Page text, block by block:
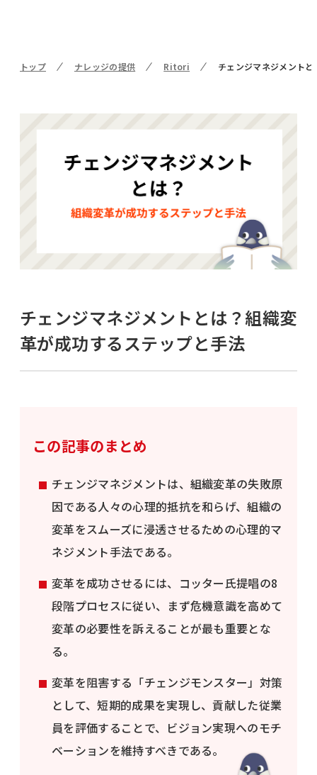
トップ ナレッジの提供 Ritori チェンジマネジメント
チェンジマネジメントとは？組織変
革が成功するステップと手法
この記事のまとめ
チェンジマネジメントは、組織変革の失敗原
因である人々の心理的抵抗を和らげ、組織の
変革をスムーズに浸透させるための心理的マ
ネジメント手法である。
変革を成功させるには、コッター氏提唱の8
段階プロセスに従い、まず危機意識を高めて
変革の必要性を訴えることが最も重要とな
る。
変革を阻害する「チェンジモンスター」対策
として、短期的成果を実現し、貢献した従業
員を評価することで、ビジョン実現へのモチ
ベーションを維持すべきである。